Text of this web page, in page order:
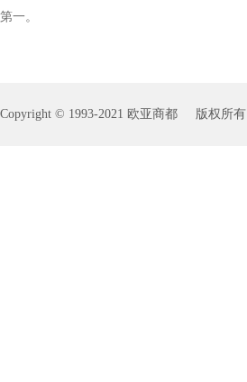
第一。
Copyright © 1993-2021 欧亚商都 版权所有